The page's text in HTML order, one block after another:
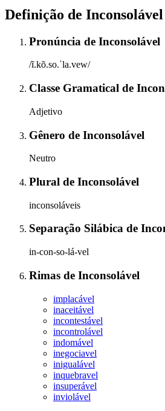
Definição de Inconsolável
Pronúncia de Inconsolável
/ĩ.kõ.so.ˈla.vew/
Classe Gramatical de
Adjetivo
Gênero de Inconsolável
Neutro
Plural de Inconsolável
inconsoláveis
Separação Silábica de
in-con-so-lá-vel
Rimas de Inconsolável
implacável
inaceitável
incontestável
incontrolável
indomável
inegociavel
inigualável
inquebravel
insuperável
inviolável